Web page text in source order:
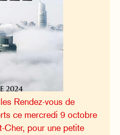
Rendez-vous de
ce mercredi 9 octobre
Cher, pour une petite